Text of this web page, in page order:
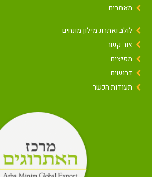
מאמרים
לולב ואתרוג מילון מונחים
צור קשר
מפיצים
דרושים
תעודות הכשר